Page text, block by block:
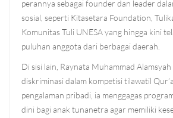
perannya sebagai founder dan leader
sosial, seperti Kitasetara Foundation,
Komunitas Tuli UNESA yang hingga kini
puluhan anggota dari berbagai daerah.
Di sisi lain, Raynata Muhammad
diskriminasi dalam kompetisi tilawatil
pengalaman pribadi, ia menggagas
dini bagi anak tunanetra agar memiliki